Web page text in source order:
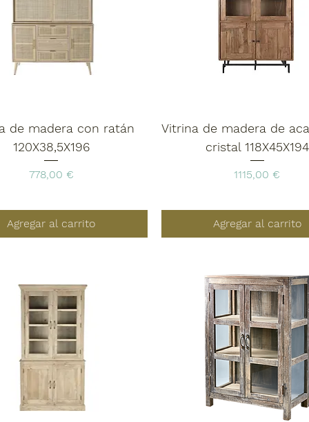
de madera con ratán
120X38,5X196
Precio
778,00 €
Agregar al carrito
Vitrina de madera de
cristal 118X45X194
Precio
1115,00 €
Agregar al carrito